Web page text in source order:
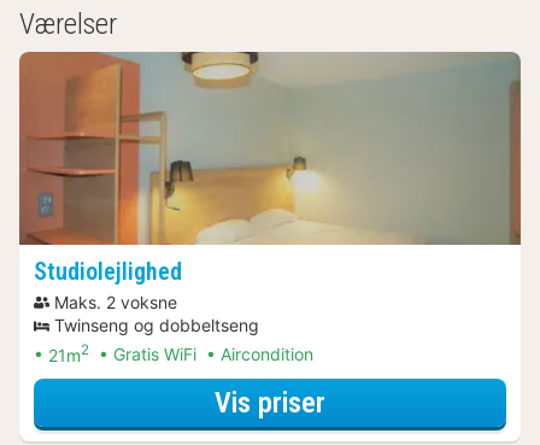
Værelser
Studiolejlighed
Maks. 2 voksne
Twinseng og dobbeltseng
21m2 Gratis WiFi Aircondition
Vis priser